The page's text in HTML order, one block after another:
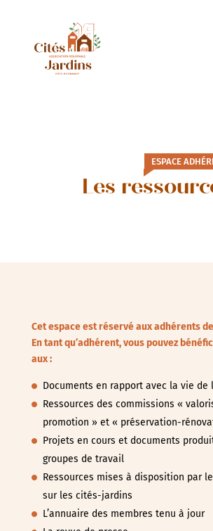
ESPACE
Les
Cet espace est réservé aux adhérents
En tant qu’adhérent, vous pouvez
aux :
Documents en rapport avec la vie de
Ressources des commissions «
promotion » et « préservation-
Projets en cours et documents
groupes de travail
Ressources mises à disposition par
sur les cités-jardins
L’annuaire des membres tenu à jour